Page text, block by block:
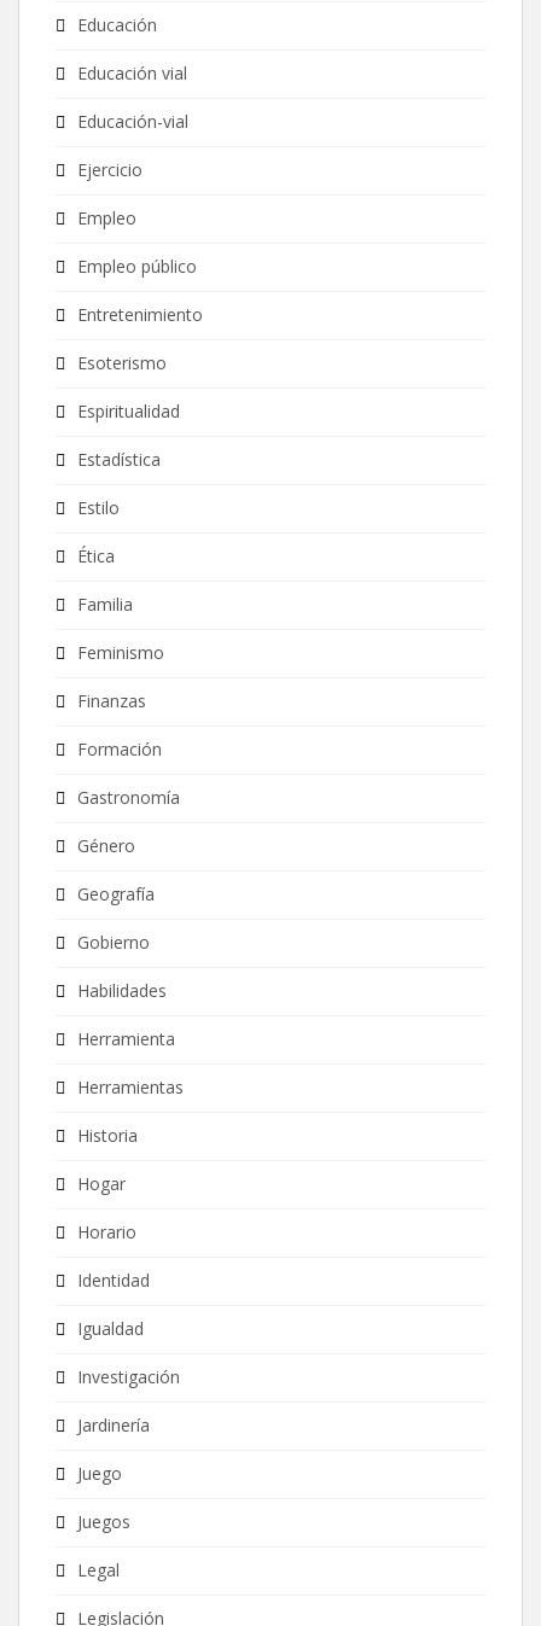
Educación
Educación vial
Educación-vial
Ejercicio
Empleo
Empleo público
Entretenimiento
Esoterismo
Espiritualidad
Estadística
Estilo
Ética
Familia
Feminismo
Finanzas
Formación
Gastronomía
Género
Geografía
Gobierno
Habilidades
Herramienta
Herramientas
Historia
Hogar
Horario
Identidad
Igualdad
Investigación
Jardinería
Juego
Juegos
Legal
Legislación